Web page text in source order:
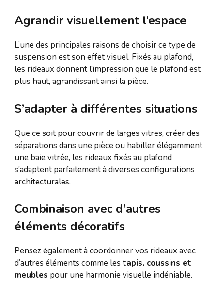
Agrandir visuellement l’espace
L’une des principales raisons de choisir ce type de
suspension est son effet visuel. Fixés au plafond,
les rideaux donnent l’impression que le plafond est
plus haut, agrandissant ainsi la pièce.
S’adapter à différentes situations
Que ce soit pour couvrir de larges vitres, créer des
séparations dans une pièce ou habiller élégamment
une baie vitrée, les rideaux fixés au plafond
s’adaptent parfaitement à diverses configurations
architecturales.
Combinaison avec d’autres
éléments décoratifs
Pensez également à coordonner vos rideaux avec
d’autres éléments comme les tapis, coussins et
meubles pour une harmonie visuelle indéniable.